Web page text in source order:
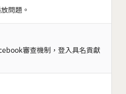
問題。
審查機制，登入具名貢獻